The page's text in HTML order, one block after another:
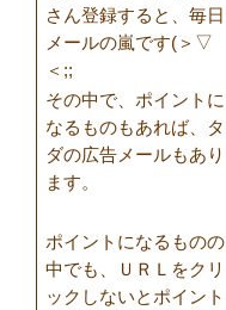
さん登録すると、毎日
メールの嵐です(＞▽
＜;;
その中で、ポイントに
なるものもあれば、タ
ダの広告メールもあり
ます。
ポイントになるものの
中でも、ＵＲＬをクリ
ックしないとポイント